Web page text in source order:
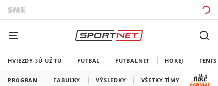
HVIEZDY SÚ UŽ TU FUTBAL FUTBALNET HOKEJ TENIS
PROGRAM TABUĽKY VÝSLEDKY VŠETKY TÍMY